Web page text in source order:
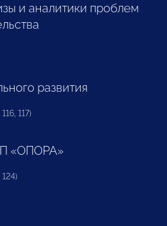
и аналитики проблем
развития
117)
«ОПОРА»